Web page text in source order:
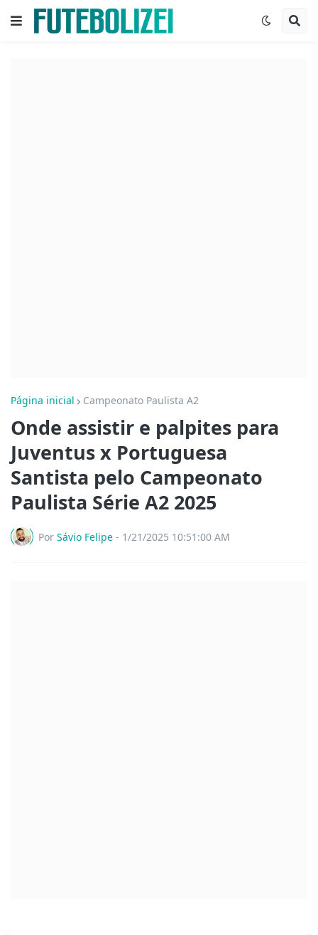
Página inicial Campeonato Paulista A2
Onde assistir e palpites para
Juventus x Portuguesa
Santista pelo Campeonato
Paulista Série A2 2025
Por Sávio Felipe - 1/21/2025 10:51:00 AM